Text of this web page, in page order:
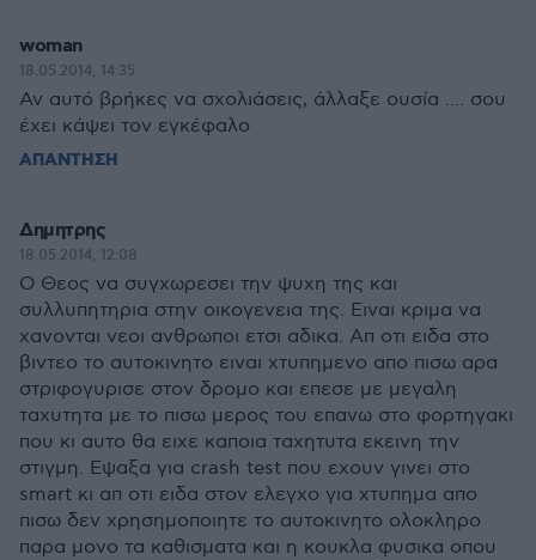
woman
18.05.2014, 14:35
Αν αυτό βρήκες να σχολιάσεις, άλλαξε ουσία .... σου
έχει κάψει τον εγκέφαλο
ΑΠΑΝΤΗΣΗ
Δημητρης
18.05.2014, 12:08
Ο Θεος να συγχωρεσει την ψυχη της και
συλλυπητηρια στην οικογενεια της. Ειναι κριμα να
χανονται νεοι ανθρωποι ετσι αδικα. Απ οτι ειδα στο
βιντεο το αυτοκινητο ειναι χτυπημενο απο πισω αρα
στριφογυρισε στον δρομο και επεσε με μεγαλη
ταχυτητα με το πισω μερος του επανω στο φορτηγακι
που κι αυτο θα ειχε καποια ταχητυτα εκεινη την
στιγμη. Εψαξα για crash test που εχουν γινει στο
smart κι απ οτι ειδα στον ελεγχο για χτυπημα απο
πισω δεν χρησημοποιητε το αυτοκινητο ολοκληρο
παρα μονο τα καθισματα και η κουκλα φυσικα οπου